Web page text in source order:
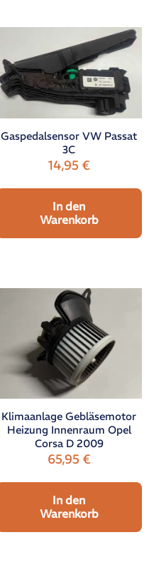
Gaspedalsensor VW Passat
3C
14,95 €
In den
Warenkorb
Klimaanlage Gebläsemotor
Heizung Innenraum Opel
Corsa D 2009
65,95 €
In den
Warenkorb